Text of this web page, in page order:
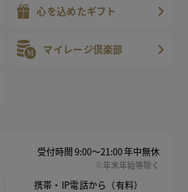
心を込めたギフト
マイレージ倶楽部
受付時間 9:00～21:00 年中無休
※年末年始等除く
携帯・IP電話から（有料）